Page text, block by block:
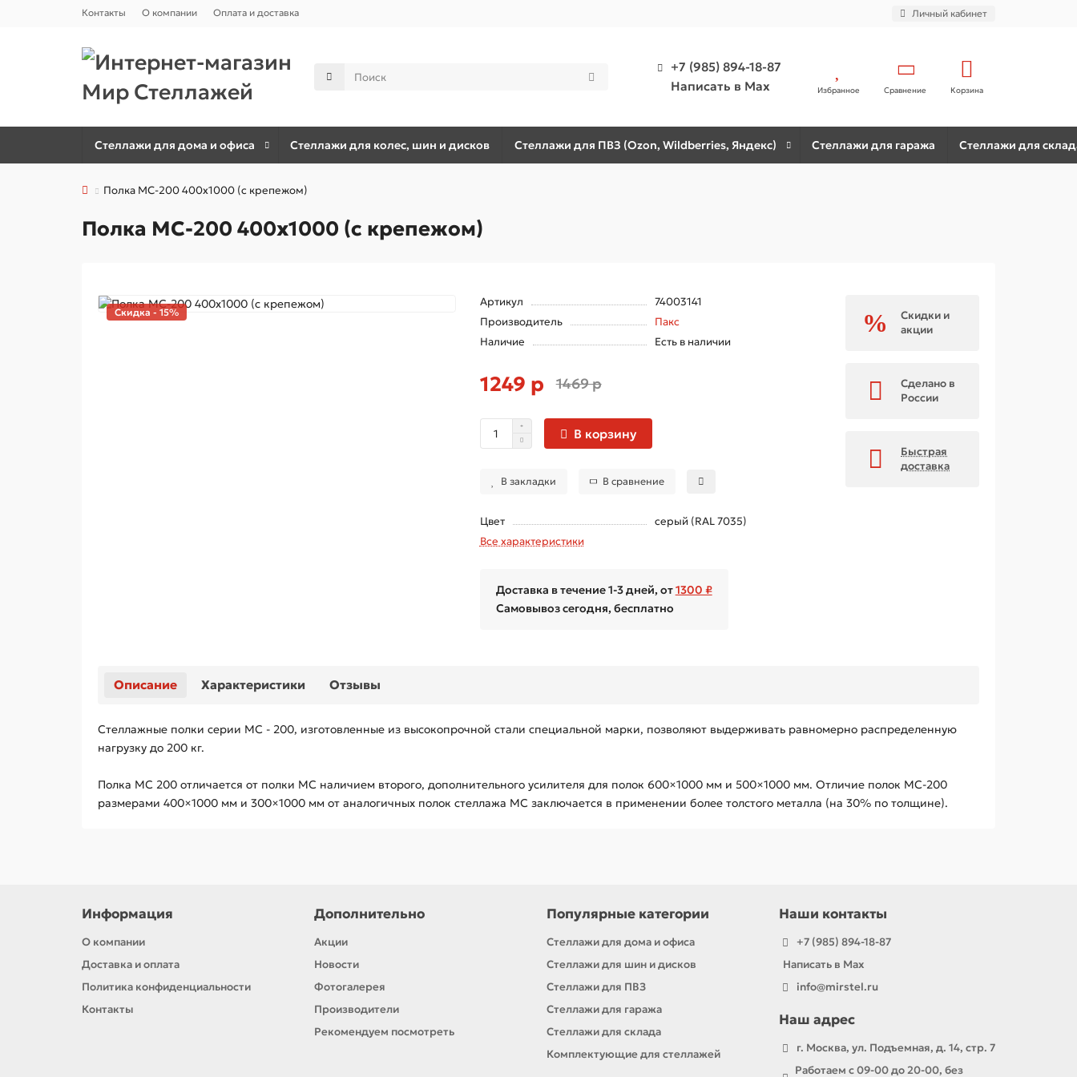
Контакты О компании Оплата и доставка Личный кабинет
+7 (985) 894-18-87
Написать в Max
Избранное Сравнение Корзина
Стеллажи для дома и офиса Стеллажи для колес, шин и дисков Стеллажи для ПВЗ (Ozon, Wildberries, Яндекс) Стеллажи для гаража Стеллажи для
Полка МС-200 400x1000 (с крепежом)
Полка МС-200 400x1000 (с крепежом)
Скидка - 15%
Артикул
74003141
Производитель
Пакс
Наличие
Есть в наличии
1249 р 1469 р
В корзину
В закладки В сравнение
Цвет
серый (RAL 7035)
Все характеристики
Доставка в течение 1-3 дней, от1300 ₽
Самовывоз сегодня, бесплатно
Скидки и
акции
Сделано в
России
Быстрая
доставка
Описание Характеристики Отзывы
Стеллажные полки серии МС - 200, изготовленные из высокопрочной стали специальной марки, позволяют выдерживать равномерно распределенную
нагрузку до 200 кг.
Полка МС 200 отличается от полки МС наличием второго, дополнительного усилителя для полок 600×1000 мм и 500×1000 мм. Отличие полок МС-200
размерами 400×1000 мм и 300×1000 мм от аналогичных полок стеллажа МС заключается в применении более толстого металла (на 30% по толщине).
Информация
О компании
Доставка и оплата
Политика конфиденциальности
Контакты
Дополнительно
Акции
Новости
Фотогалерея
Производители
Рекомендуем посмотреть
Популярные категории
Стеллажи для дома и офиса
Стеллажи для шин и дисков
Стеллажи для ПВЗ
Стеллажи для гаража
Стеллажи для склада
Комплектующие для стеллажей
Наши контакты
+7 (985) 894-18-87
Написать в Max
info@mirstel.ru
Наш адрес
г. Москва, ул. Подъемная, д. 14, стр. 7
Работаем с 09-00 до 20-00, без